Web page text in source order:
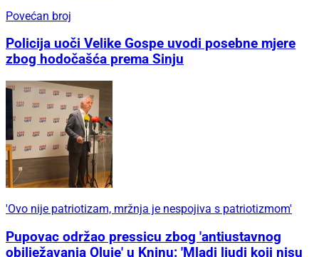
Povećan broj
Policija uoči Velike Gospe uvodi posebne mjere
zbog hodočašća prema Sinju
'Ovo nije patriotizam, mržnja je nespojiva s patriotizmom'
Pupovac održao pressicu zbog 'antiustavnog
obilježavanja Oluje' u Kninu: 'Mladi ljudi koji nisu